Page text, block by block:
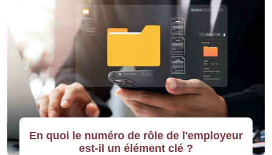
En quoi le numéro de rôle de l'employeur
est-il un élément clé ?